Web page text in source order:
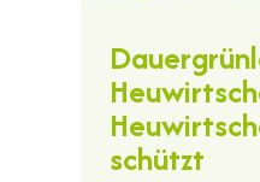
schützt